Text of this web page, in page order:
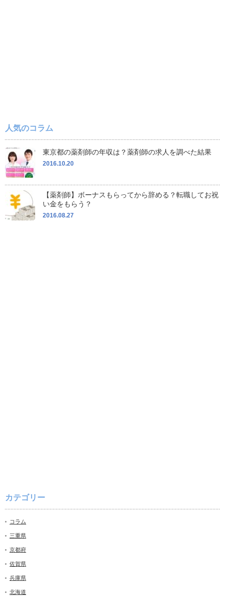
人気のコラム
東京都の薬剤師の年収は？薬剤師の求人を調べた結果
2016.10.20
【薬剤師】ボーナスもらってから辞める？転職してお祝
い金をもらう？
2016.08.27
カテゴリー
コラム
三重県
京都府
佐賀県
兵庫県
北海道